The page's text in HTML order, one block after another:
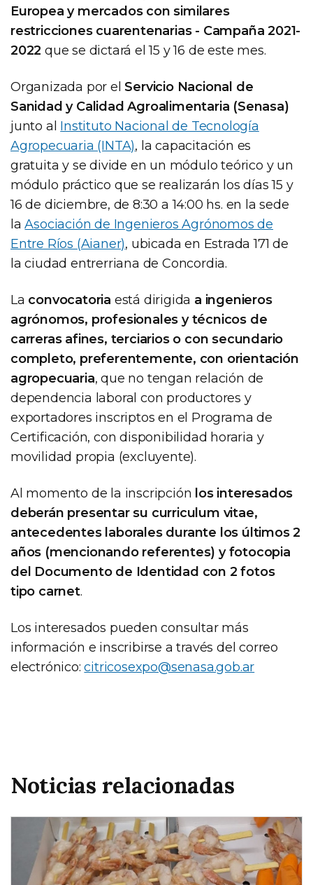
Europea y mercados con similares
restricciones cuarentenarias - Campaña 2021-
2022 que se dictará el 15 y 16 de este mes.
Organizada por elServicio Nacional de
Sanidad y Calidad Agroalimentaria (Senasa)
junto al Instituto Nacional de Tecnología
Agropecuaria (INTA), la capacitación es
gratuita y se divide en un módulo teórico y un
módulo práctico que se realizarán los días 15 y
16 de diciembre, de 8:30 a 14:00 hs. en la sede
laAsociación de Ingenieros Agrónomos de
Entre Ríos (Aianer), ubicada en Estrada 171 de
la ciudad entrerriana de Concordia.
La convocatoria está dirigida a ingenieros
agrónomos, profesionales y técnicos de
carreras afines, terciarios o con secundario
completo, preferentemente, con orientación
agropecuaria, que no tengan relación de
dependencia laboral con productores y
exportadores inscriptos en el Programa de
Certificación, con disponibilidad horaria y
movilidad propia (excluyente).
Al momento de la inscripción los interesados
deberán presentar su curriculum vitae,
antecedentes laborales durante los últimos 2
años (mencionando referentes) y fotocopia
del Documento de Identidad con 2 fotos
tipo carnet.
Los interesados pueden consultar más
información e inscribirse a través del correo
electrónico:citricosexpo@senasa.gob.ar
Noticias relacionadas